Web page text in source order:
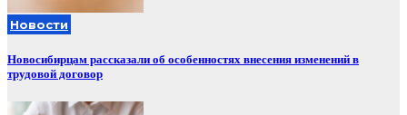
Новости
Новосибирцам рассказали об особенностях внесения изменений в
трудовой договор